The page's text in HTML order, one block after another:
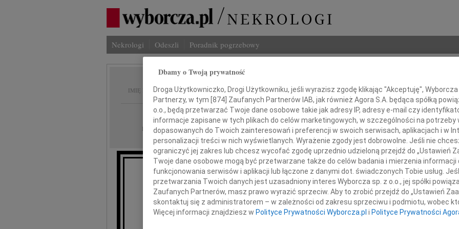
Nekrologi Odeszli Poradnik pogrzebowy
IMIĘ I NAZWISKO: Danuta Gierach
REGION: Kraków
DATA EMISJI: 26.01.2022
Imię i
INNE
Z
Z
Dbamy o Twoją prywatność
Droga Użytkowniczko, Drogi Użytkowniku, jeśli wyrazisz zgodę klikając "Akceptuję",
Partnerzy, w tym [ 874 ] Zaufanych Partnerów IAB, jak również Agora S.A. będąca spółką
o.o., będą przetwarzać Twoje dane osobowe takie jak adresy IP, adresy e-mail czy
informacje zapisane w tych plikach do celów marketingowych, w szczególności na potrzeby
dopasowanych do Twoich zainteresowań i preferencji w swoich serwisach, aplikacjach i w
personalizacji treści w nich wyświetlanych. Wyrażenie zgody jest dobrowolne. Jeśli nie
ograniczyć jej zakres lub chcesz wycofać zgodę uprzednio udzieloną przejdź do „Ustawień
Twoje dane osobowe mogą być przetwarzane także do celów badania i mierzenia
funkcjonowania serwisów i aplikacji lub łączone z danymi dot. świadczonych Tobie usług.
przetwarzania Twoich danych jest uzasadniony interes Wyborcza sp. z o.o., jej spółki
Zaufanych Partnerów, masz prawo wyrazić sprzeciw. Aby to zrobić przejdź do „Ustawień
skontaktuj się z administratorem – w zależności od zakresu sprzeciwu i podmiotu, wobec
Więcej informacji znajdziesz w Polityce Prywatności Wyborcza.pl i Polityce Prywatności